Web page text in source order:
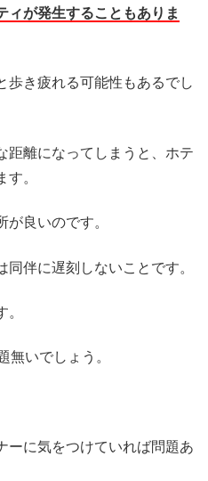
ィが発生することもありま
歩き疲れる可能性もあるでし
距離になってしまうと、ホテ
。
良いのです。
伴に遅刻しないことです。
無いでしょう。
ーに気をつけていれば問題あ